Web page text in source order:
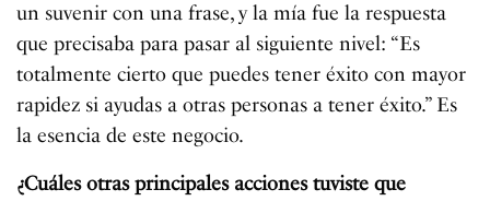
un suvenir con una frase, y la mía fue la respuesta
que precisaba para pasar al siguiente nivel: “Es
totalmente cierto que puedes tener éxito con mayor
rapidez si ayudas a otras personas a tener éxito.” Es
la esencia de este negocio.
¿Cuáles otras principales acciones tuviste que